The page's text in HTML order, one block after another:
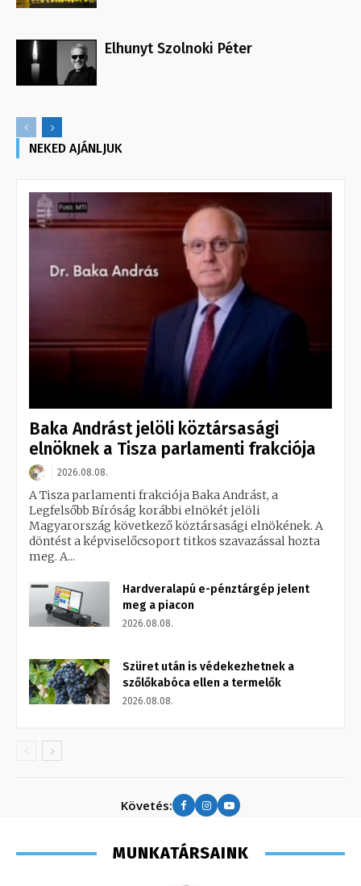
Elhunyt Szolnoki Péter
NEKED AJÁNLJUK
Baka Andrást jelöli köztársasági
elnöknek a Tisza parlamenti frakciója
2026.08.08.
A Tisza parlamenti frakciója Baka Andrást, a
Legfelsőbb Bíróság korábbi elnökét jelöli
Magyarország következő köztársasági elnökének. A
döntést a képviselőcsoport titkos szavazással hozta
meg. A...
Hardveralapú e-pénztárgép jelent
meg a piacon
2026.08.08.
Szüret után is védekezhetnek a
szőlőkabóca ellen a termelők
2026.08.08.
Követés:
MUNKATÁRSAINK